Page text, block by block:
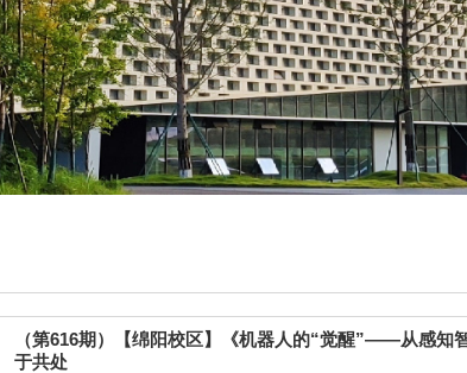
（第616期）【绵阳校区】《机器人的“觉醒”——从感知
于共处